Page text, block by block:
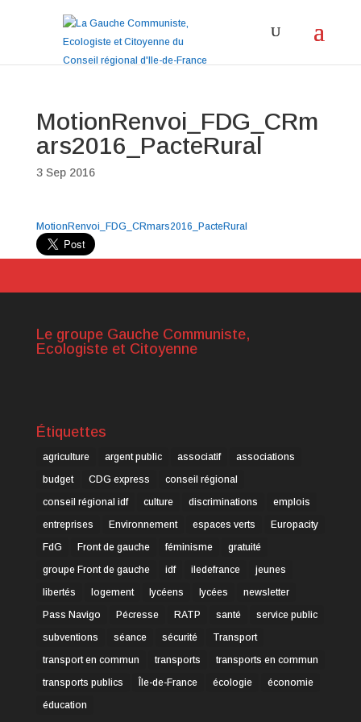
MotionRenvoi_FDG_CRm
ars2016_PacteRural
3 Sep 2016
MotionRenvoi_FDG_CRmars2016_PacteRural
Le groupe Gauche Communiste,
Ecologiste et Citoyenne
Étiquettes
agriculture argent public associatif
associations
budget
CDG express
conseil régional
conseil régional idf
culture discriminations
emplois
entreprises
Environnement espaces verts
Europacity
FdG
Front de gauche féminisme
gratuité
groupe Front de gauche
idf iledefrance
jeunes
libertés
logement lycéens lycées
newsletter
Pass Navigo
Pécresse RATP santé
service public
subventions
séance sécurité
Transport
transport en commun
transports
transports en commun
transports publics
Île-de-France écologie
économie
éducation